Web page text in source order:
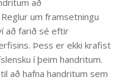
að
um framsetningu
að farið sé eftir
Þess er ekki krafist
í þeim handritum.
að hafna handritum sem